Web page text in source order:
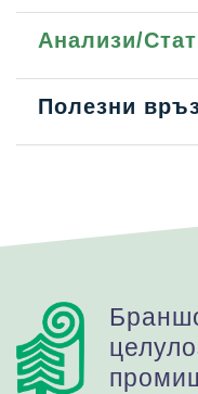
Анализи/
Полезни